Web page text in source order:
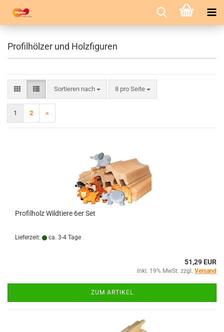
Profilhölzer und Holzfiguren
Sortieren nach
Sortieren nach 8 pro Seite
pro Seite
1 2 »
Profilholz Wildtiere 6er Set
Lieferzeit: ca. 3-4 Tage
51,29 EUR
inkl. 19% MwSt. zzgl. Versand
ZUM ARTIKEL